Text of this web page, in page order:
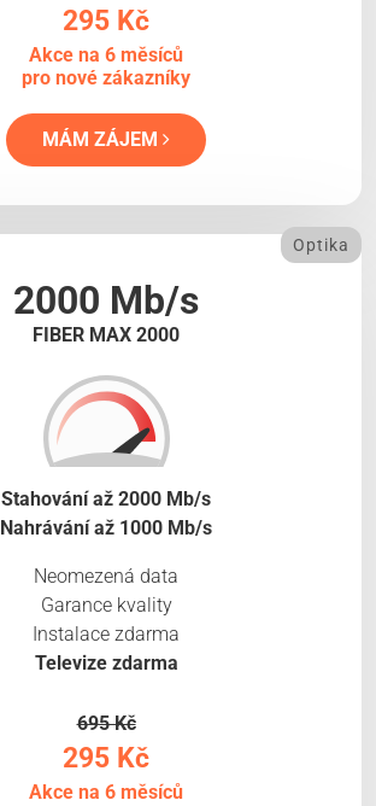
295 Kč
Akce na 6 měsíců
pro nové zákazníky
MÁM ZÁJEM
2000 Mb/s
FIBER MAX 2000
Optika
Stahování až 2000 Mb/s
Nahrávání až 1000 Mb/s
Neomezená data
Garance kvality
Instalace zdarma
Televize zdarma
695 Kč
295 Kč
Akce na 6 měsíců